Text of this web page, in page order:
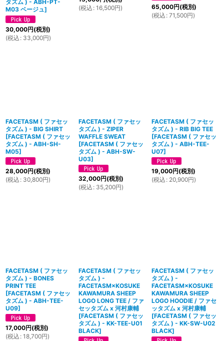
タズム ) - ABH-PT-
M03 ベージュ]
30,000円(税別)
(税込 : 33,000円)
(税込 : 16,500円) 65,000円(税別)
(税込 : 71,500円)
FACETASM ( ファセッ
タズム ) - BIG SHIRT
[FACETASM ( ファセッ
タズム ) - ABH-SH-
M05]
28,000円(税別)
(税込 : 30,800円)
FACETASM ( ファセッ
タズム ) - ZIPER
WAFFLE SWEAT
[FACETASM ( ファセッ
タズム ) - ABH-SW-
U03]
32,000円(税別)
(税込 : 35,200円)
FACETASM ( ファセッ
タズム ) - RIB BIG TEE
[FACETASM ( ファセッ
タズム ) - ABH-TEE-
U07]
19,000円(税別)
(税込 : 20,900円)
FACETASM ( ファセッ
タズム ) - BONES
PRINT TEE
[FACETASM ( ファセッ
タズム ) - ABH-TEE-
U09]
17,000円(税別)
(税込 : 18,700円)
FACETASM ( ファセッ
タズム ) -
FACETASM×KOSUKE
KAWAMURA SHEEP
LOGO LONG TEE / ファ
セッタズム x 河村康輔
[FACETASM ( ファセッ
タズム ) - KK-TEE-U01
BLACK]
FACETASM ( ファセッ
タズム ) -
FACETASM×KOSUKE
KAWAMURA SHEEP
LOGO HOODIE / ファセ
ッタズム x 河村康輔
[FACETASM ( ファセッ
タズム ) - KK-SW-U02
BLACK]